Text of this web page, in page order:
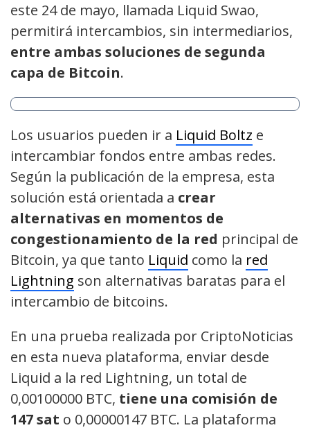
este 24 de mayo, llamada Liquid Swao,
permitirá intercambios, sin intermediarios,
entre ambas soluciones de segunda
capa de Bitcoin.
Los usuarios pueden ir a Liquid Boltz e
intercambiar fondos entre ambas redes.
Según la publicación de la empresa, esta
solución está orientada a crear
alternativas en momentos de
congestionamiento de la red principal de
Bitcoin, ya que tanto Liquid como la red
Lightning son alternativas baratas para el
intercambio de bitcoins.
En una prueba realizada por CriptoNoticias
en esta nueva plataforma, enviar desde
Liquid a la red Lightning, un total de
0,00100000 BTC, tiene una comisión de
147 sat o 0,00000147 BTC. La plataforma